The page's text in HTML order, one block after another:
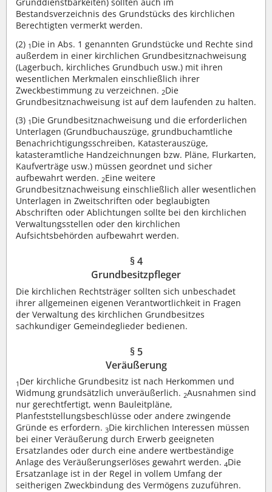
Grunddienstbarkeiten) sollten auch im
Bestandsverzeichnis des Grundstücks des kirchlichen
Berechtigten vermerkt werden.
(2) 1 Die in Abs. 1 genannten Grundstücke und Rechte sind
außerdem in einer kirchlichen Grundbesitznachweisung
(Lagerbuch, kirchliches Grundbuch usw.) mit ihren
wesentlichen Merkmalen einschließlich ihrer
Zweckbestimmung zu verzeichnen. 2Die
Grundbesitznachweisung ist auf dem laufenden zu halten.
(3) 1 Die Grundbesitznachweisung und die erforderlichen
Unterlagen (Grundbuchauszüge, grundbuchamtliche
Benachrichtigungsschreiben, Katasterauszüge,
katasteramtliche Handzeichnungen bzw. Pläne, Flurkarten,
Kaufverträge usw.) müssen geordnet und sicher
aufbewahrt werden. 2Eine weitere
Grundbesitznachweisung einschließlich aller wesentlichen
Unterlagen in Zweitschriften oder beglaubigten
Abschriften oder Ablichtungen sollte bei den kirchlichen
Verwaltungsstellen oder den kirchlichen
Aufsichtsbehörden aufbewahrt werden.
§ 4
Grundbesitzpfleger
Die kirchlichen Rechtsträger sollten sich unbeschadet
ihrer allgemeinen eigenen Verantwortlichkeit in Fragen
der Verwaltung des kirchlichen Grundbesitzes
sachkundiger Gemeindeglieder bedienen.
§ 5
Veräußerung
1 Der kirchliche Grundbesitz ist nach Herkommen und
Widmung grundsätzlich unveräußerlich. 2Ausnahmen sind
nur gerechtfertigt, wenn Bauleitpläne,
Planfeststellungsbeschlüsse oder andere zwingende
Gründe es erfordern. 3Die kirchlichen Interessen müssen
bei einer Veräußerung durch Erwerb geeigneten
Ersatzlandes oder durch eine andere wertbeständige
Anlage des Veräußerungserlöses gewahrt werden. 4Die
Ersatzanlage ist in der Regel in vollem Umfang der
seitherigen Zweckbindung des Vermögens zuzuführen.